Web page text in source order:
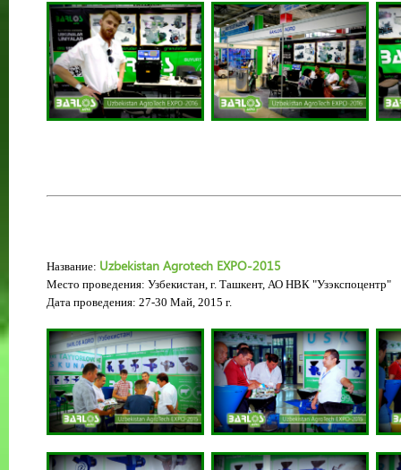
Название: Uzbekistan Agrotech EXPO-2015
Место проведения: Узбекистан, г. Ташкент, АО НВК "Узэкспоцентр"
Дата проведения: 27-30 Май, 2015 г.